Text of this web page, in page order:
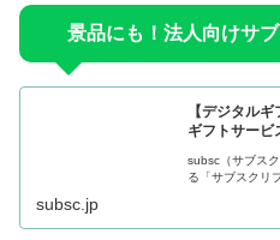
景品にも！法人向けサ
【デジタル
ギフトサービ
subsc（サブス
る「サブスクリ
subsc.jp